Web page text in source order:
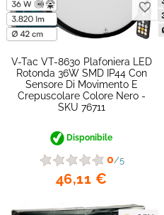
V-Tac VT-8630 Plafoniera LED
Rotonda 36W SMD IP44 Con
Sensore Di Movimento E
Crepuscolare Colore Nero -
SKU 76711
Disponibile
0/5
46,11 €